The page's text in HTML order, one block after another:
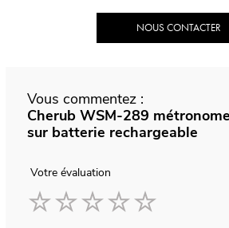
NOUS CONTACTER
Vous commentez :
Cherub WSM-289
sur batterie rechargeable
Votre évaluation